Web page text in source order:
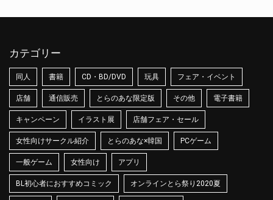
カテゴリー
同人 書籍 CD・BD/DVD 玩具 フェア・イベント
店舗 通信販売 とらのあな限定版 その他 電子書籍
キャンペーン イラスト展 店舗フェア・セール
女性向けサークル紹介 とらのあな×韓国 PCゲーム
一般ゲーム 女性向け アプリ
BL初心者におすすめコミック オンラインとら祭り2020夏